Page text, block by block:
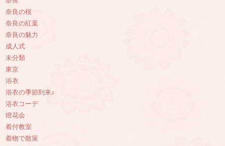
奈良の桜
奈良の紅葉
奈良の魅力
成人式
未分類
東京
浴衣
浴衣の季節到来♪
浴衣コーデ
燈花会
着付教室
着物で散策